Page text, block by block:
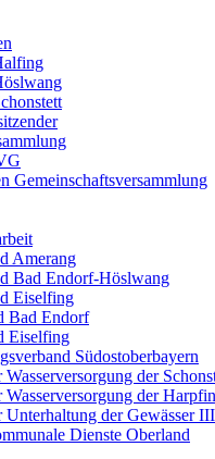
Gemeinschaftsversammlung
Amerang
Bad Endorf-Höslwang
Eiselfing
Bad Endorf
Eiselfing
Südostoberbayern
der
der
der Gewässer
Dienste Oberland